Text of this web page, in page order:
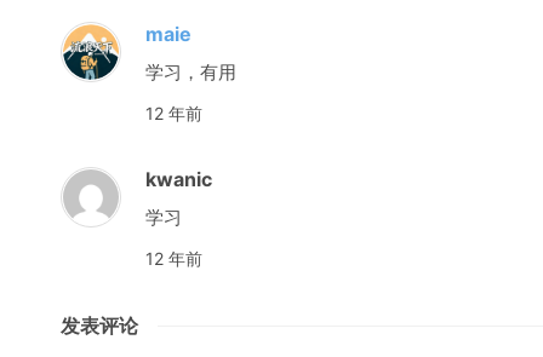
maie
学习，有用
12 年前
kwanic
学习
12 年前
发表评论